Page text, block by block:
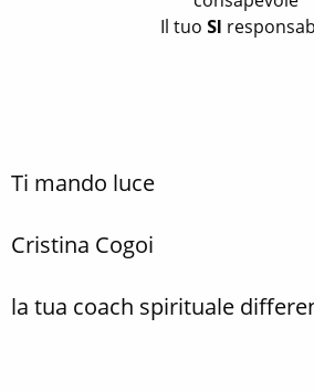
Il tuo SI
Ti mando luce
Cristina Cogoi
la tua coach spirituale